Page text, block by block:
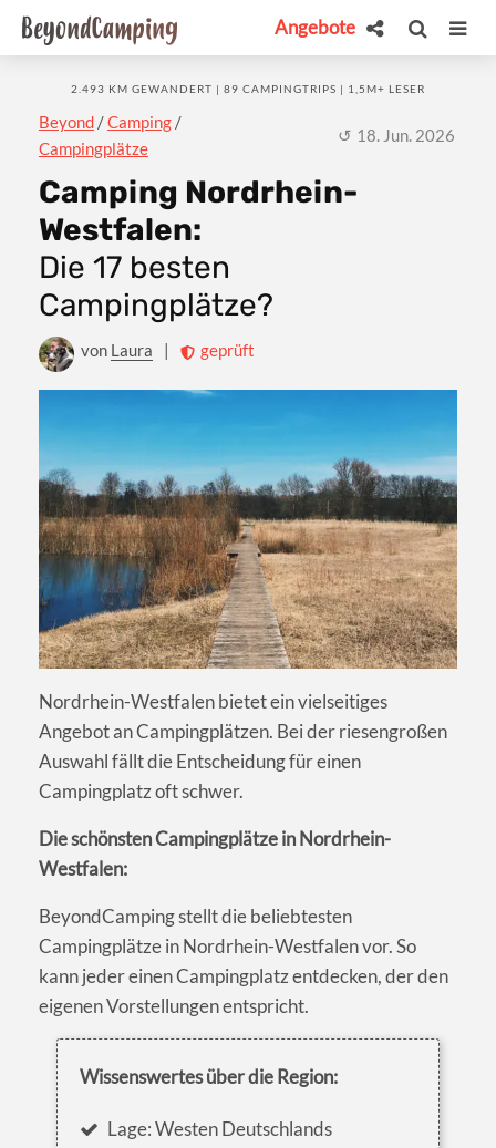
Angebote
Beyond /Camping /
Campingplätze
2.493 KM GEWANDERT | 89 CAMPINGTRIPS | 1,5M+ LESER
18. Jun. 2026
Camping Nordrhein-
Westfalen:
Die 17 besten
Campingplätze?
von Laura geprüft
Nordrhein-Westfalen bietet ein vielseitiges
Angebot an Campingplätzen. Bei der riesengroßen
Auswahl fällt die Entscheidung für einen
Campingplatz oft schwer.
Die schönsten Campingplätze in Nordrhein-
Westfalen:
BeyondCamping stellt die beliebtesten
Campingplätze in Nordrhein-Westfalen vor. So
kann jeder einen Campingplatz entdecken, der den
eigenen Vorstellungen entspricht.
Wissenswertes über die Region:
Lage: Westen Deutschlands